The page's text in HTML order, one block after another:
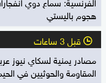
هجوم باليستي
l قبل 3 ساعات
مصادر يمنية لسكاي نيوز
المقاومة والحوثيين في